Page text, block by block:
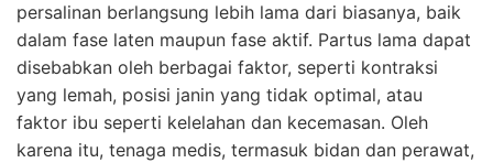
persalinan berlangsung lebih lama dari biasanya, baik
dalam fase laten maupun fase aktif. Partus lama dapat
disebabkan oleh berbagai faktor, seperti kontraksi
yang lemah, posisi janin yang tidak optimal, atau
faktor ibu seperti kelelahan dan kecemasan. Oleh
karena itu, tenaga medis, termasuk bidan dan perawat,